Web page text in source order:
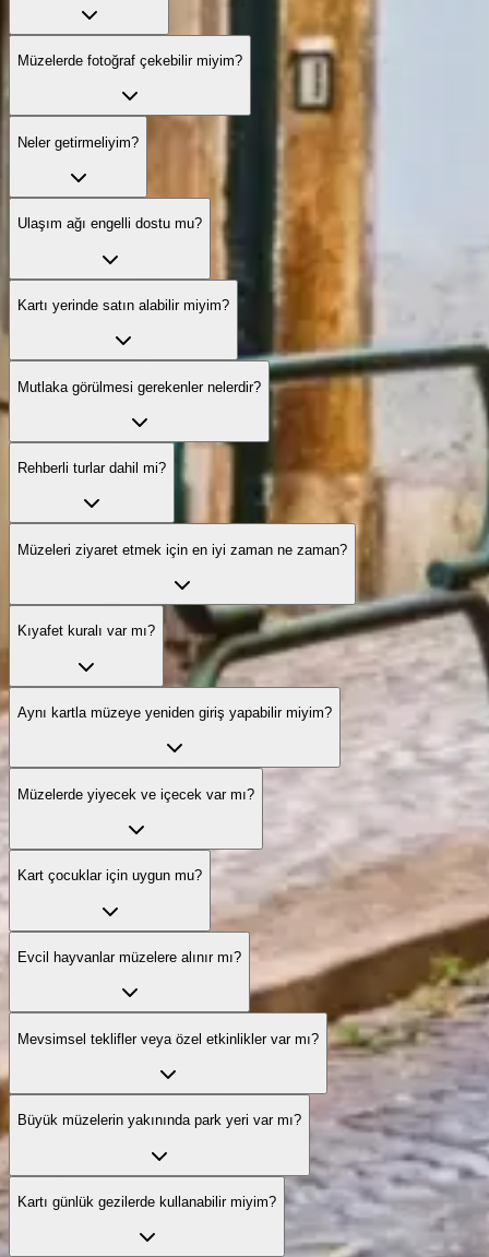
Müzelerde fotoğraf çekebilir miyim?
Neler getirmeliyim?
Ulaşım ağı engelli dostu mu?
Kartı yerinde satın alabilir miyim?
Mutlaka görülmesi gerekenler nelerdir?
Rehberli turlar dahil mi?
Müzeleri ziyaret etmek için en iyi zaman ne zaman?
Kıyafet kuralı var mı?
Aynı kartla müzeye yeniden giriş yapabilir miyim?
Müzelerde yiyecek ve içecek var mı?
Kart çocuklar için uygun mu?
Evcil hayvanlar müzelere alınır mı?
Mevsimsel teklifler veya özel etkinlikler var mı?
Büyük müzelerin yakınında park yeri var mı?
Kartı günlük gezilerde kullanabilir miyim?